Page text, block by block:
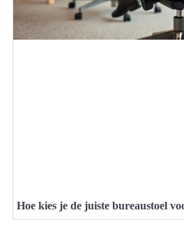
Hoe kies je de juiste bureaustoel